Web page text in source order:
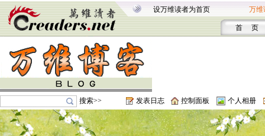
设万维读者为首页 万维
首 页
搜索>> 发表日志 控制面板 个人相册